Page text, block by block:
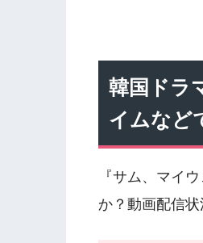
韓国ドラ
イムなど
『サム、マイ
か？動画配信